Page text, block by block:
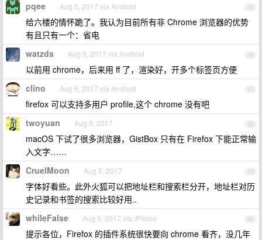
15
pqee Aug 5, 2017 via Android
给六楼的情怀跪了。我认为目前所有非 Chrome 浏览器的优势
有且只有一个：省电
16
watzds Aug 5, 2017 via Android
以前用 chrome，后来用 ff 了，渲染好，开多个标签页方便
17
clino Aug 5, 2017 via Android
firefox 可以支持多用户 profile,这个 chrome 没有吧
18
twoyuan Aug 5, 2017
macOS 下试了很多浏览器，GistBox 只有在 Firefox 下能正常输
入文字……
19
CruelMoon Aug 5, 2017
字体好看些。此外火狐可以把地址栏和搜索栏分开，地址栏对历
史记录和书签的搜索比较好用..
20
whileFalse Aug 5, 2017 via iPhone
提示各位，Firefox 的插件系统很快要向 chrome 看齐，没几年